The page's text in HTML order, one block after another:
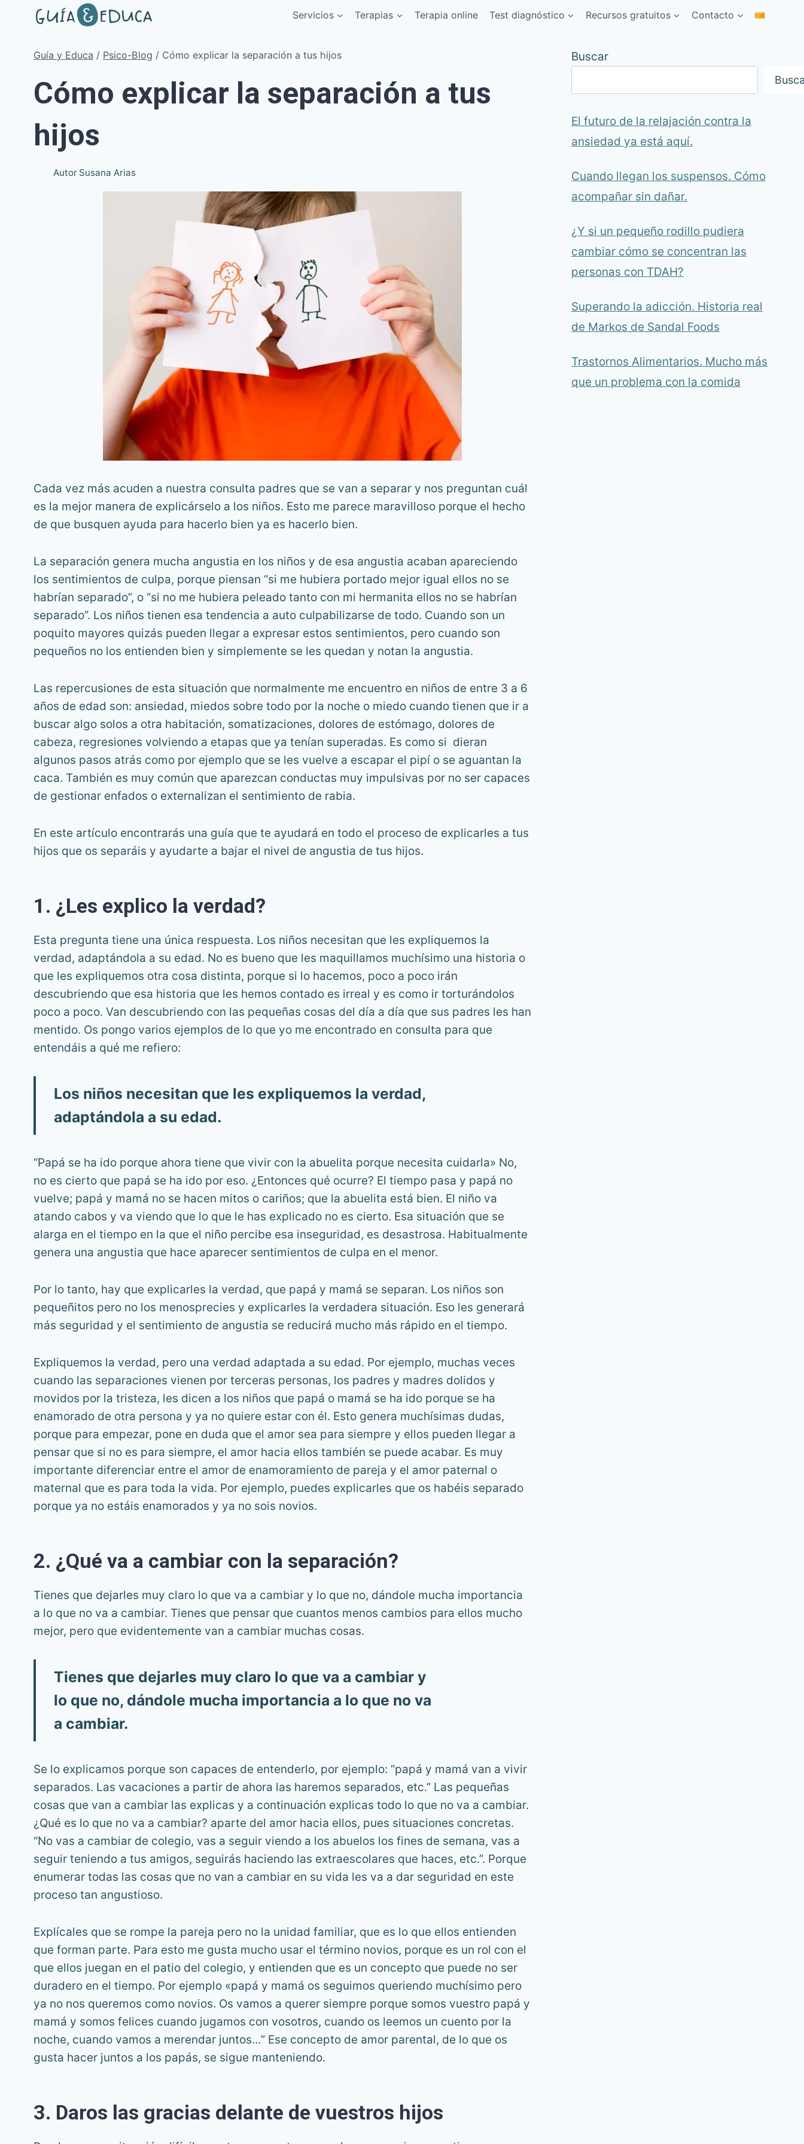
Servicios Terapias Terapia online Test diagnóstico Recursos gratuitos Contacto
Guía y Educa / Psico-Blog / Cómo explicar la separación a tus hijos
Cómo explicar la separación a tus
hijos
Autor Susana Arias
Cada vez más acuden a nuestra consulta padres que se van a separar y nos preguntan cuál
es la mejor manera de explicárselo a los niños. Esto me parece maravilloso porque el hecho
de que busquen ayuda para hacerlo bien ya es hacerlo bien.
La separación genera mucha angustia en los niños y de esa angustia acaban apareciendo
los sentimientos de culpa, porque piensan “si me hubiera portado mejor igual ellos no se
habrían separado”, o “si no me hubiera peleado tanto con mi hermanita ellos no se habrían
separado”. Los niños tienen esa tendencia a auto culpabilizarse de todo. Cuando son un
poquito mayores quizás pueden llegar a expresar estos sentimientos, pero cuando son
pequeños no los entienden bien y simplemente se les quedan y notan la angustia.
Las repercusiones de esta situación que normalmente me encuentro en niños de entre 3 a 6
años de edad son: ansiedad, miedos sobre todo por la noche o miedo cuando tienen que ir a
buscar algo solos a otra habitación, somatizaciones, dolores de estómago, dolores de
cabeza, regresiones volviendo a etapas que ya tenían superadas. Es como si dieran
algunos pasos atrás como por ejemplo que se les vuelve a escapar el pipí o se aguantan la
caca. También es muy común que aparezcan conductas muy impulsivas por no ser capaces
de gestionar enfados o externalizan el sentimiento de rabia.
En este artículo encontrarás una guía que te ayudará en todo el proceso de explicarles a tus
hijos que os separáis y ayudarte a bajar el nivel de angustia de tus hijos.
1. ¿Les explico la verdad?
Esta pregunta tiene una única respuesta. Los niños necesitan que les expliquemos la
verdad, adaptándola a su edad. No es bueno que les maquillamos muchísimo una historia o
que les expliquemos otra cosa distinta, porque si lo hacemos, poco a poco irán
descubriendo que esa historia que les hemos contado es irreal y es como ir torturándolos
poco a poco. Van descubriendo con las pequeñas cosas del día a día que sus padres les han
mentido. Os pongo varios ejemplos de lo que yo me encontrado en consulta para que
entendáis a qué me refiero:
Los niños necesitan que les expliquemos la verdad,
adaptándola a su edad.
“Papá se ha ido porque ahora tiene que vivir con la abuelita porque necesita cuidarla» No,
no es cierto que papá se ha ido por eso. ¿Entonces qué ocurre? El tiempo pasa y papá no
vuelve; papá y mamá no se hacen mitos o cariños; que la abuelita está bien. El niño va
atando cabos y va viendo que lo que le has explicado no es cierto. Esa situación que se
alarga en el tiempo en la que el niño percibe esa inseguridad, es desastrosa. Habitualmente
genera una angustia que hace aparecer sentimientos de culpa en el menor.
Por lo tanto, hay que explicarles la verdad, que papá y mamá se separan. Los niños son
pequeñitos pero no los menosprecies y explicarles la verdadera situación. Eso les generará
más seguridad y el sentimiento de angustia se reducirá mucho más rápido en el tiempo.
Expliquemos la verdad, pero una verdad adaptada a su edad. Por ejemplo, muchas veces
cuando las separaciones vienen por terceras personas, los padres y madres dolidos y
movidos por la tristeza, les dicen a los niños que papá o mamá se ha ido porque se ha
enamorado de otra persona y ya no quiere estar con él. Esto genera muchísimas dudas,
porque para empezar, pone en duda que el amor sea para siempre y ellos pueden llegar a
pensar que si no es para siempre, el amor hacia ellos también se puede acabar. Es muy
importante diferenciar entre el amor de enamoramiento de pareja y el amor paternal o
maternal que es para toda la vida. Por ejemplo, puedes explicarles que os habéis separado
porque ya no estáis enamorados y ya no sois novios.
2. ¿Qué va a cambiar con la separación?
Tienes que dejarles muy claro lo que va a cambiar y lo que no, dándole mucha importancia
a lo que no va a cambiar. Tienes que pensar que cuantos menos cambios para ellos mucho
mejor, pero que evidentemente van a cambiar muchas cosas.
Tienes que dejarles muy claro lo que va a cambiar y
lo que no, dándole mucha importancia a lo que no va
a cambiar.
Se lo explicamos porque son capaces de entenderlo, por ejemplo: “papá y mamá van a vivir
separados. Las vacaciones a partir de ahora las haremos separados, etc.” Las pequeñas
cosas que van a cambiar las explicas y a continuación explicas todo lo que no va a cambiar.
¿Qué es lo que no va a cambiar? aparte del amor hacia ellos, pues situaciones concretas.
“No vas a cambiar de colegio, vas a seguir viendo a los abuelos los fines de semana, vas a
seguir teniendo a tus amigos, seguirás haciendo las extraescolares que haces, etc.”. Porque
enumerar todas las cosas que no van a cambiar en su vida les va a dar seguridad en este
proceso tan angustioso.
Explícales que se rompe la pareja pero no la unidad familiar, que es lo que ellos entienden
que forman parte. Para esto me gusta mucho usar el término novios, porque es un rol con el
que ellos juegan en el patio del colegio, y entienden que es un concepto que puede no ser
duradero en el tiempo. Por ejemplo «papá y mamá os seguimos queriendo muchísimo pero
ya no nos queremos como novios. Os vamos a querer siempre porque somos vuestro papá y
mamá y somos felices cuando jugamos con vosotros, cuando os leemos un cuento por la
noche, cuando vamos a merendar juntos…” Ese concepto de amor parental, de lo que os
gusta hacer juntos a los papás, se sigue manteniendo.
3. Daros las gracias delante de vuestros hijos
Buscar
El futuro de la relajación contra la
ansiedad ya está aquí.
Cuando llegan los suspensos. Cómo
acompañar sin dañar.
¿Y si un pequeño rodillo pudiera
cambiar cómo se concentran las
personas con TDAH?
Superando la adicción. Historia real
de Markos de Sandal Foods
Trastornos Alimentarios. Mucho más
que un problema con la comida